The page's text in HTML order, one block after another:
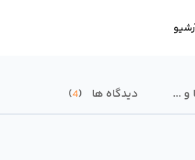
... دیدگاه ها 4